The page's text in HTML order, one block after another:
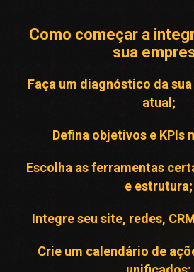
Como começar a
sua
Faça um diagnóstico da
atual;
Defina objetivos e KPIs
Escolha as ferramentas
e estrutura;
Integre seu site, redes,
Crie um calendário de